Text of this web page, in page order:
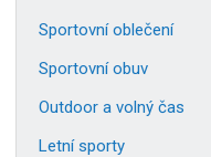
Sportovní oblečení
Sportovní obuv
Outdoor a volný čas
Letní sporty